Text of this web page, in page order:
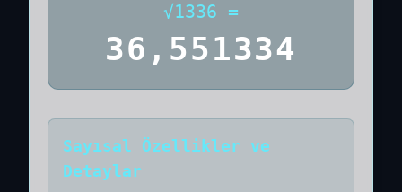
√1336 =
36,551334
Sayısal Özellikler ve
Detaylar